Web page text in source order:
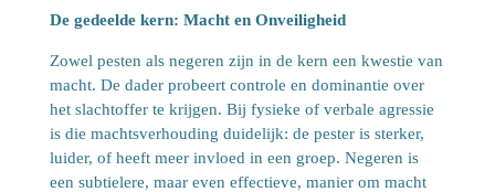
De gedeelde kern: Macht en Onveiligheid
Zowel pesten als negeren zijn in de kern een kwestie van
macht. De dader probeert controle en dominantie over
het slachtoffer te krijgen. Bij fysieke of verbale agressie
is die machtsverhouding duidelijk: de pester is sterker,
luider, of heeft meer invloed in een groep. Negeren is
een subtielere, maar even effectieve, manier om macht